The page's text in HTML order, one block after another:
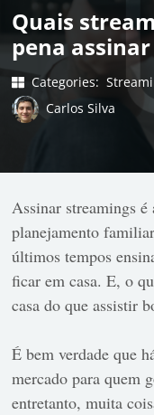
Quais
pena assinar
Categories:
Carlos Silva
Assinar streamings
planejamento
últimos tempos
ficar em casa. E, o
casa do que assistir
É bem verdade que
mercado para quem
entretanto, muita